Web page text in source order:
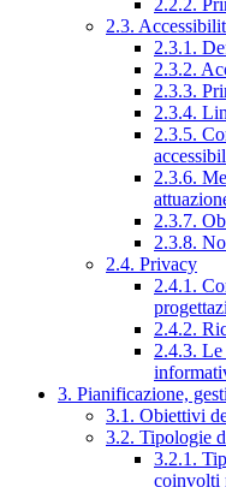
2.2.2.
2.3.
2.3.1.
2.3.2.
2.3.3.
2.3.4.
2.3.5.
2.3.6.
2.3.7.
2.3.8.
2.4. Privacy
2.4.1.
2.4.2.
2.4.3. Le
3. Pianificazione,
3.1. Obiettivi
3.2. Tipologie
3.2.1.
coinvolti